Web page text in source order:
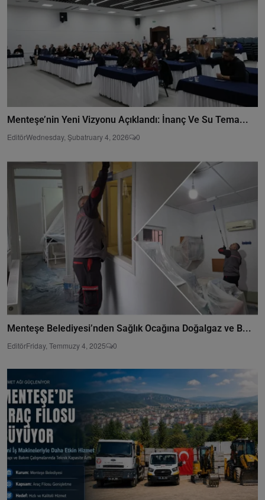
Menteşe’nin Yeni Vizyonu Açıklandı: İnanç Ve Su Tema...
EditörWednesday, Şubatruary 4, 2026 0
Menteşe Belediyesi’nden Sağlık Ocağına Doğalgaz ve B...
EditörFriday, Temmuzy 4, 2025 0